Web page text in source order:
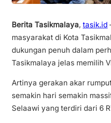
Berita Tasikmalaya, tasik.id
masyarakat di Kota
dukungan penuh dalam
Tasikmalaya jelas memilih
Artinya gerakan akar
semakin hari semakin
Selaawi yang terdiri dari 6